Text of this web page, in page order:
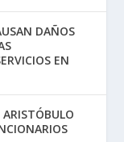
DAÑOS
EN
ARISTÓBULO